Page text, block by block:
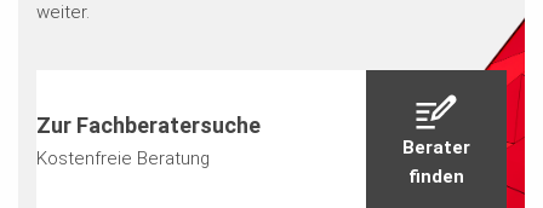
weiter.
Zur Fachberatersuche
Kostenfreie Beratung
Berater
finden